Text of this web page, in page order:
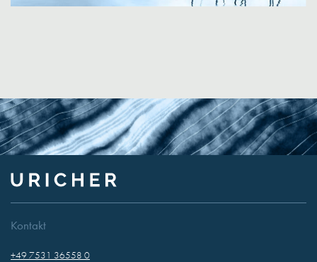
Kontakt
+49 7531 36558 0